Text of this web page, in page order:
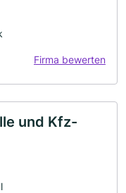
Firma bewerten
und Kfz-